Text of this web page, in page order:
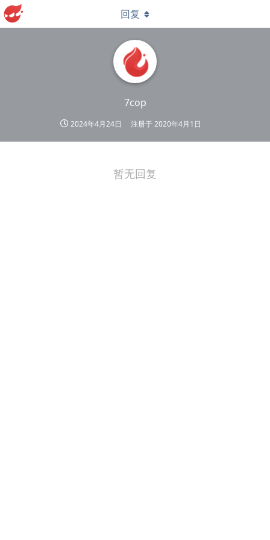
7cop
2024年4月24日 注册于2020年4月1日
回复
暂无回复